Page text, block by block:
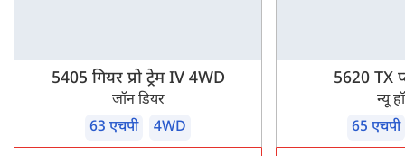
5405 गियर प्रो ट्रेम IV 4WD
जॉन डियर
63 एचपी
4WD
5620 TX
न्यू
65 एचपी